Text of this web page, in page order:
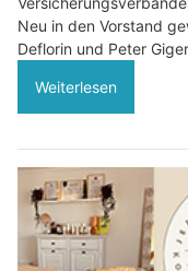
Neu in den Vorstand
Deflorin und Peter
Weiterlesen